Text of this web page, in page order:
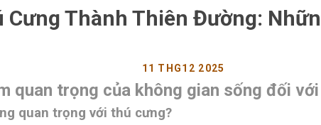
Cưng Thành Thiên Đường:
11 THG12 2025
quan trọng của không gian sống đối
quan trọng với thú cưng?